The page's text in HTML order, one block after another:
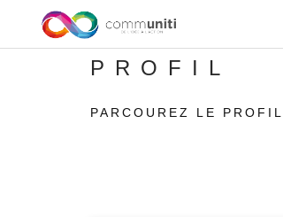
PROFIL
PARCOUREZ LE